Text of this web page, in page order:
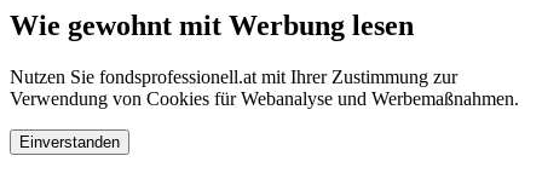
Wie gewohnt mit Werbung lesen
Nutzen Sie fondsprofessionell.at mit Ihrer Zustimmung zur
Verwendung von Cookies für Webanalyse und Werbemaßnahmen.
Einverstanden